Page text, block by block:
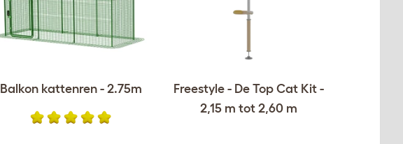
Balkon kattenren - 2.75m
Freestyle - De Top Cat Kit -
2,15 m tot 2,60 m